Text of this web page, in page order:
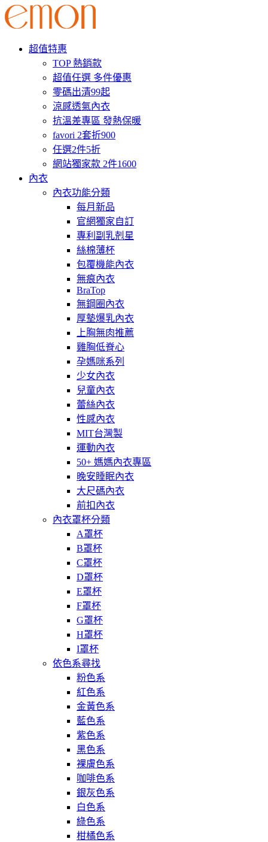
超值特惠
TOP 熱銷款
超值任選 多件優惠
零碼出清99起
涼感透氣內衣
抗溫差專區 發熱保暖
favori 2套折900
任選2件5折
網站獨家款 2件1600
內衣
內衣功能分類
每月新品
官網獨家自訂
專利副乳剋星
絲棉薄杯
包覆機能內衣
無痕內衣
BraTop
無鋼圈內衣
厚墊爆乳內衣
上胸無肉推薦
雞胸低脊心
孕媽咪系列
少女內衣
兒童內衣
蕾絲內衣
性感內衣
MIT台灣製
運動內衣
50+ 媽媽內衣專區
晚安睡眠內衣
大尺碼內衣
前扣內衣
內衣罩杯分類
A罩杯
B罩杯
C罩杯
D罩杯
E罩杯
F罩杯
G罩杯
H罩杯
I罩杯
依色系尋找
粉色系
紅色系
金黃色系
藍色系
紫色系
黑色系
裸膚色系
咖啡色系
銀灰色系
白色系
綠色系
柑橘色系